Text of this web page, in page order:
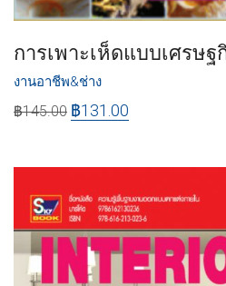
การเพาะเห็ดแบบเศรษฐ
งานอาชีพ&ช่าง
฿145.00 ฿131.00